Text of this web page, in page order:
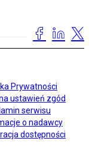
Prywatności
ustawień zgód
serwisu
o nadawcy
dostępności